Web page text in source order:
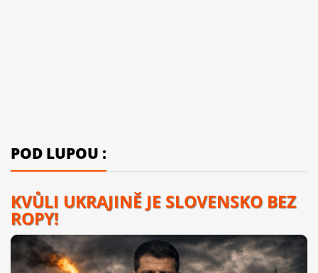
POD LUPOU :
KVŮLI UKRAJINĚ JE SLOVENSKO BEZ
ROPY!